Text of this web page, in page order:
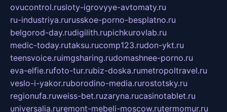
ovucontrol.rusloty-igrovyye-avtomaty.ru
ru-industriya.rurusskoe-porno-besplatno.ru
belgorod-day.rudigilith.rupichkurovlab.ru
medic-today.rutaksu.rucomp123.rudon-ykt.ru
teensvoice.ruimgsharing.rudomashnee-porno.ru
eva-elfie.rufoto-tur.rubiz-doska.rumetropoltravel.ru
veslo-i-yakor.ruborodino-media.rurostotsky.ru
regionufa.ruweiss-bet.ruzaryna.rucasinotablet.ru
universalia.ruremont-mebeli-moscow.rutermomur.ru